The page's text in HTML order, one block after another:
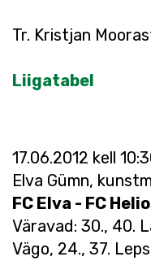
Tr. Kristjan
Liigatabel
17.06.2012 kell
Elva Gümn,
FC Elva - FC
Väravad: 30., 40.
Vägo, 24., 37.